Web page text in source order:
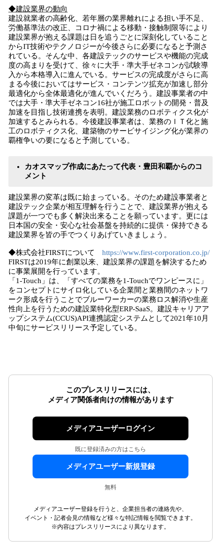
◆建設業界の動向
建設就業者の高齢化、若年層の業界離れによる担い手不足、
労働基準法の改正、コロナ禍による移動・接触制限等により
建設業界が抱える課題は日を追うごとに深刻化していること
からIT技術やテクノロジーが今後さらに必要になると予測さ
れている。そんな中、各建設テックのサービスや機能の完成
度の高まりを受けて、徐々に大手・準大手ゼネコンが試験導
入から本格導入に進んでいる。サービスの完成度がさらに高
まる今後においてはサービス・コンテンツ拡充が加速し部分
最適化から全体最適化が進んでいくだろう。建設事業者の中
では大手・準大手ゼネコン16社が施工ロボットの開発・普及
加速を目指し技術連携を表明。建設業務のロボティクス化が
加速するとみられる。今後建設事業者は、業務のＩＴ化と施
工のロボティクス化、建築物のサービサイジング化が業界の
覇権争いの要になると予測している。
カオスマップ作成にあたって代表・豊田和覇からのコ
メント
建設業界の変革は既に始まっている。そのため建設事業者と
建設テック企業が相互理解を行うことで、建設業界が抱える
課題が一つでも多く解決出来ることを願っています。更には
日本国の安全・安心な社会基盤を持続的に提供・保持できる
建設業界を皆の手でつくりあげていきましょう。
◆株式会社FIRSTについて https://www.first-corporation.co.jp/
FIRSTは2019年に創業以来、建設業界の課題を解決するため
に事業展開を行っています。
「1-Touch」は、「すべての業務を1-Touchでワンピースに」
をコンセプトにサイロ化している企業間と業務間のネットワ
ーク形成を行うことでブルーワーカーの業務ロス解消や生産
性向上を行うための建設業特化型ERP-SaaS。建設キャリアア
ップシステム(CCUS)API連携認定システムとして2021年10月
中旬にサービスリリース予定している。
このプレスリリースには、
メディア関係者向けの情報があります
メディアユーザーログイン
既に登録済みの方はこちら
メディアユーザー新規登録
無料
メディアユーザー登録を行うと、企業担当者の連絡先や、
イベント・記者会見の情報など様々な特記情報を閲覧できます。
※内容はプレスリリースにより異なります。